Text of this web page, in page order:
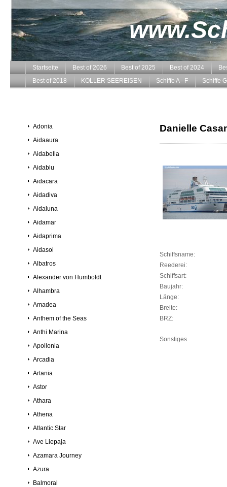
Startseite Best of 2026 Best of 2025 Best of 2024
Best of 2018
KOLLER SEEREISEN Schiffe A - F Schiffe
Adonia
Aidaaura
Aidabella
Aidablu
Aidacara
Aidadiva
Aidaluna
Aidamar
Aidaprima
Aidasol
Albatros
Alexander von Humboldt
Alhambra
Amadea
Anthem of the Seas
Anthi Marina
Apollonia
Arcadia
Artania
Astor
Athara
Athena
Atlantic Star
Ave Liepaja
Azamara Journey
Azura
Balmoral
Danielle
Schiffsname:
Reederei:
Schiffsart:
Baujahr:
Länge:
Breite:
BRZ:
Sonstiges